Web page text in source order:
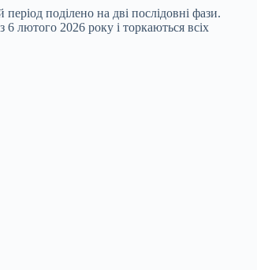
поділено на дві послідовні фази.
6 лютого 2026 року і торкаються всіх